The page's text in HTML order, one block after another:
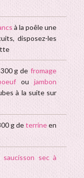
à la poêle une
disposez-les
g de fromage
oujambon
à la suite sur
g deterrineen
saucisson sec à